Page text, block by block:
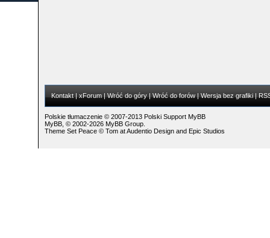
Kontakt| xForum| Wróć do góry| Wróć do forów| Wersja bez grafiki|
Polskie tłumaczenie © 2007-2013 Polski Support MyBB
MyBB, © 2002-2026 MyBB Group.
Theme Set Peace © TomatAudentio Designand Epic Studios